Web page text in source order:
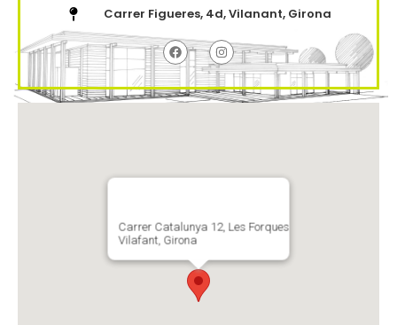
Carrer Figueres, 4d, Vilanant, Girona
Carrer Catalunya 12, Les Forques
Vilafant, Girona